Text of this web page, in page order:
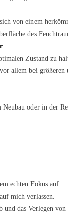
von einem
des
Zustand zu
allem bei
oder in der
echten Fokus auf
mich verlassen.
und das Verlegen von